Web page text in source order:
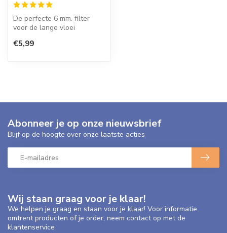
De perfecte 6 mm. filter
voor de lange vloei
€5,99
Wij staan graag voor je klaar!
We helpen je graag en staan voor je klaar! Voor informatie
omtrent producten of je order, neem contact op met de
klantenservice
Abonneer je op onze nieuwsbrief
Blijf op de hoogte over onze laatste acties